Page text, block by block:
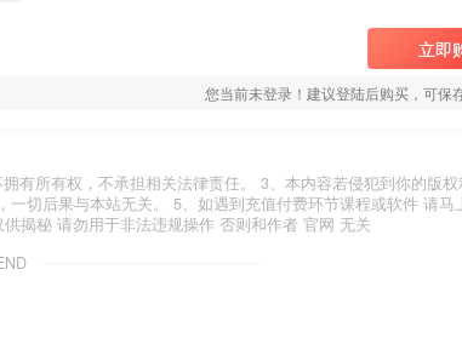
立即
您当前未登录！建议登陆后购买，可保
有所有权，不承担相关法律责任。 3、本内容若侵犯到你的版
切后果与本站无关。 5、如遇到充值付费环节课程或软件 请马
揭秘 请勿用于非法违规操作 否则和作者 官网 无关